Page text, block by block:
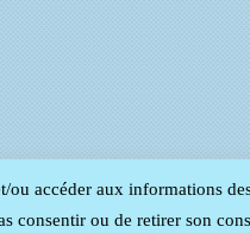
accéder aux informations
ou de retirer son